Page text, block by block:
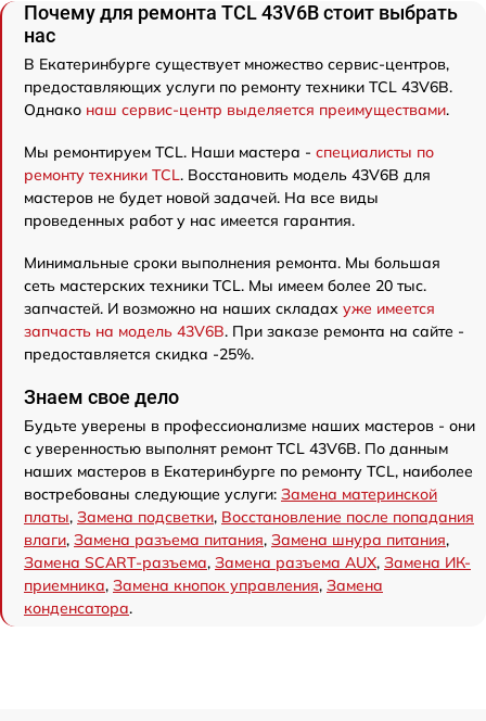
Почему для ремонта TCL 43V6B стоит выбрать
нас
В Екатеринбурге существует множество сервис-центров,
предоставляющих услуги по ремонту техники TCL 43V6B.
Однако наш сервис-центр выделяется преимуществами.
Мы ремонтируем TCL. Наши мастера - специалисты по
ремонту техники TCL. Восстановить модель 43V6B для
мастеров не будет новой задачей. На все виды
проведенных работ у нас имеется гарантия.
Минимальные сроки выполнения ремонта. Мы большая
сеть мастерских техники TCL. Мы имеем более 20 тыс.
запчастей. И возможно на наших складах уже имеется
запчасть на модель 43V6B. При заказе ремонта на сайте -
предоставляется скидка -25%.
Знаем свое дело
Будьте уверены в профессионализме наших мастеров - они
с уверенностью выполнят ремонт TCL 43V6B. По данным
наших мастеров в Екатеринбурге по ремонту TCL, наиболее
востребованы следующие услуги: Замена материнской
платы, Замена подсветки, Восстановление после попадания
влаги, Замена разъема питания, Замена шнура питания,
Замена SCART-разъема, Замена разъема AUX, Замена ИК-
приемника, Замена кнопок управления, Замена
конденсатора.